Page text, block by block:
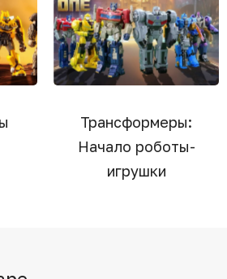
Трансформеры:
Начало роботы-
игрушки